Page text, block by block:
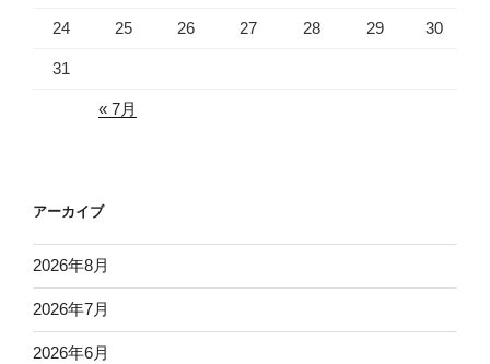
24 25 26 27 28 29 30
31
« 7月
アーカイブ
2026年8月
2026年7月
2026年6月